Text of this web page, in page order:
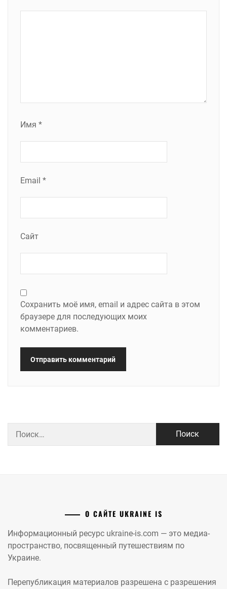
Имя *
Email *
Сайт
Сохранить моё имя, email и адрес сайта в этом
браузере для последующих моих
комментариев.
О САЙТЕ UKRAINE IS
Информационный ресурс ukraine-is.com — это медиа-
пространство, посвященный путешествиям по
Украине.
Перепубликация материалов разрешена с разрешения